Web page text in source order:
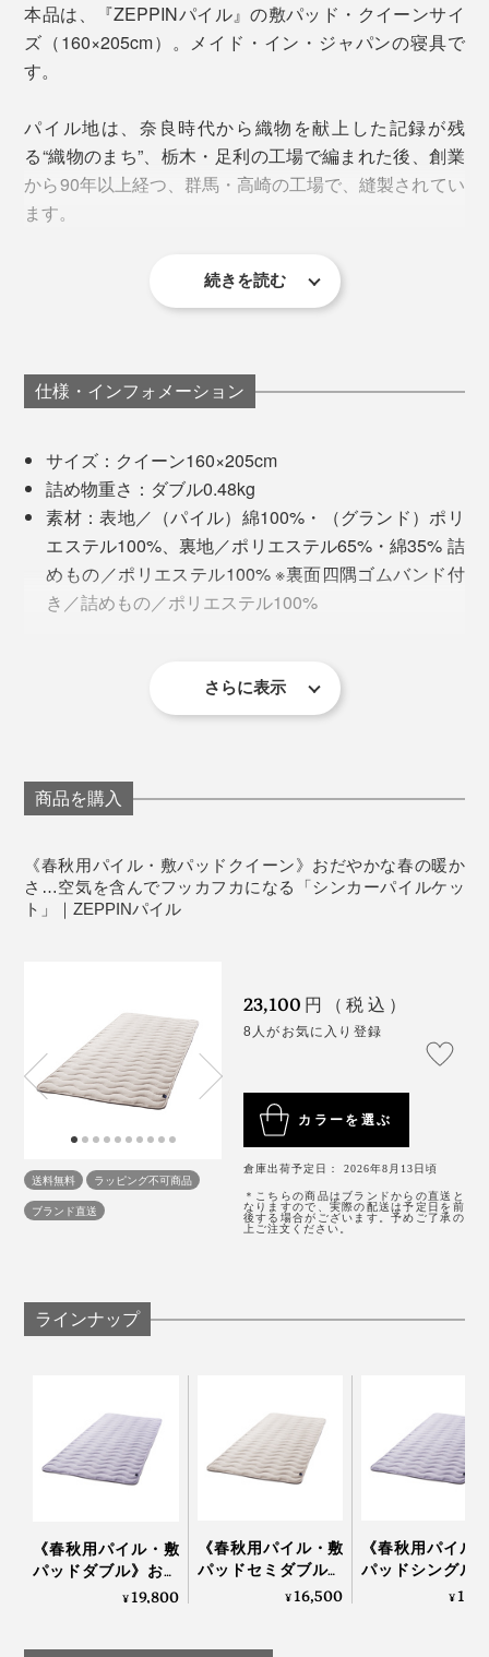
しかも、洗ってもフッカフカの寝心地が続く……この柔
らかさ、どうして？
『ZEPPINパイル』は、表側のパイル地に、“ふくらむ
糸”と呼ばれる『スーパーZERO』を採用しているから。
『スーパーZERO』は、吸水力の高いタオルづくりで知
られる、岐阜・浅野撚糸の特許技術。
を撚り合せたら、熱湯に入れます。すると、糸が溶け
て“すき間”ができた分、撚りを戻そうとする糸がふくら
水溶性の繊維が溶けて、すき間ができた分、“ふくらむ糸”『スーパーZERO』
空気をたっぷり含んだ『スーパーZERO』で、「シンカ
タオルのような、両面パイル生地と違って、表面だけに
汗をかいたり汚れたりしたら、洗濯機で丸洗いOK。た
たんだ『ZEPPINパイル』をネットに入れて、そのまま
洗濯機へ。
い始めよりふっくら柔らかい感触に育ちます。
本品は、『ZEPPINパイル』の敷パッド・クイーンサイ
ズ（160×205cm）。メイド・イン・ジャパンの寝具で
す。
パイル地は、奈良時代から織物を献上した記録が残
る“織物のまち”、栃木・足利の工場で編まれた後、創業
から90年以上経つ、群馬・高崎の工場で、縫製されてい
ます。
MONOCOで人気を誇る、夏用の8重ガーゼケット
ZEPPINハグエアー
』、冬用の発熱くしゅくしゅ毛布
『ZEPPIN』シリーズのメーカーである、ディーブレス
プロ。
パイル』を開発したそうです。
に、ケバ落ちが少ない耐久性との両立をめざして、試作
をくり返し、パイル地のループ長さを2.2mmでつくりま
した。
ループが短いと、ふんわり感が物足りない。長いと、ケ
バ落ちが増えて、ヘタリやすくなることから、2.2mmと
いうパイル長さを極めた逸品です。
続きを読む
仕様・インフォメーション
サイズ：クイーン160×205cm
詰め物重さ：ダブル0.48kg
素材：表地／（パイル）綿100%・（グランド）ポリ
エステル100%、裏地／ポリエステル65%・綿35% 詰
めもの／ポリエステル100% ※裏面四隅ゴムバンド付
き／詰めもの／ポリエステル100%
さらに表示
商品を購入
《春秋用パイル・敷パッドクイーン》おだやかな春の暖か
さ…空気を含んでフッカフカになる「シンカーパイルケッ
ト」｜ZEPPINパイル
送料無料
ラッピング不可商品
ブランド直送
23,100 円（税込）
8人がお気に入り登録
カラーを選ぶ
倉庫出荷予定日： 2026年8月13日頃
＊こちらの商品はブランドからの直送と
なりますので、実際の配送は予定日を前
後する場合がございます。予めご了承の
上ご注文ください。
ラインナップ
《春秋用パイル・敷
パッドダブル》おだ
やかな春の暖かさ…空
¥19,800
《春秋用パイル・敷
パッドセミダブル》
おだやかな春の暖か
¥16,500
《春秋用パイル
パッドシングル
だやかな春の暖か
¥